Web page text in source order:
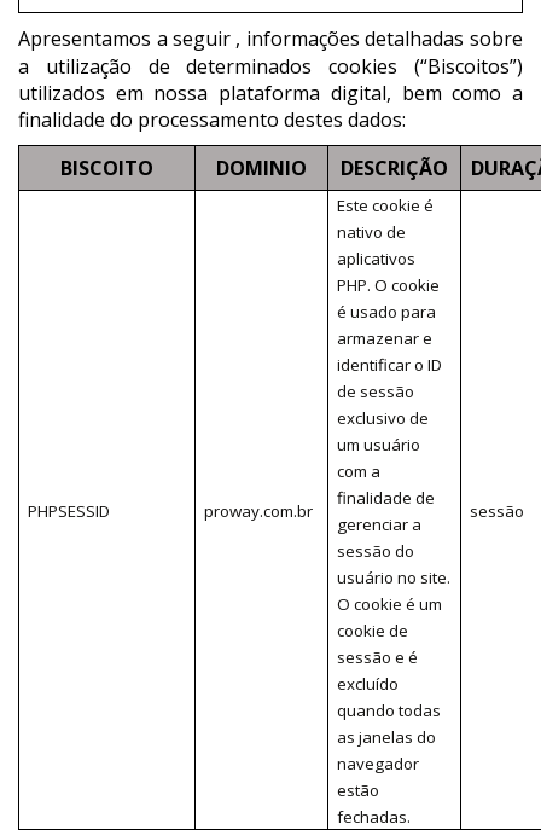
Apresentamos a seguir , informações detalhadas sobre
a utilização de determinados cookies (“Biscoitos”)
utilizados em nossa plataforma digital, bem como a
finalidade do processamento destes dados:
BISCOITO
DOMINIO DESCRIÇÃO
PHPSESSID proway.com.br
Este cookie é
nativo de
aplicativos
PHP. O cookie
é usado para
armazenar e
identificar o ID
de sessão
exclusivo de
um usuário
com a
finalidade de
gerenciar a
sessão do
usuário no site.
O cookie é um
cookie de
sessão e é
excluído
quando todas
as janelas do
navegador
estão
fechadas.
sessão